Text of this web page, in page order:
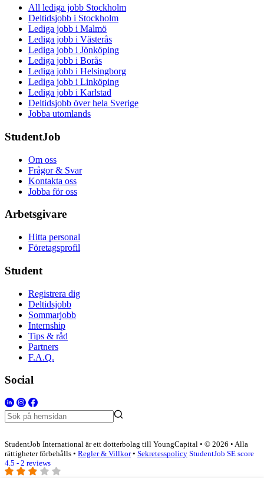
All lediga jobb Stockholm
Deltidsjobb i Stockholm
Lediga jobb i Malmö
Lediga jobb i Västerås
Lediga jobb i Jönköping
Lediga jobb i Borås
Lediga jobb i Helsingborg
Lediga jobb i Linköping
Lediga jobb i Karlstad
Deltidsjobb över hela Sverige
Jobba utomlands
StudentJob
Om oss
Frågor & Svar
Kontakta oss
Jobba för oss
Arbetsgivare
Hitta personal
Företagsprofil
Student
Registrera dig
Deltidsjobb
Sommarjobb
Internship
Tips & råd
Partners
F.A.Q.
Social
StudentJob International är ett dotterbolag till YoungCapital • © 2026 • Alla
rättigheter förbehålls • Regler & Villkor• Sekretesspolicy StudentJob SE score
4.5 - 2 reviews